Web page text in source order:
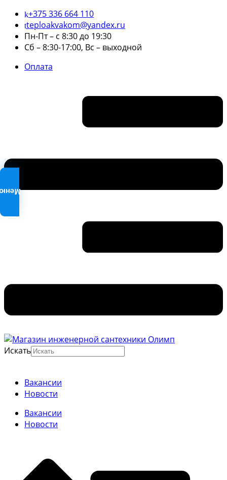
+375 336 664 110
teploakvakom@yandex.ru
Пн-Пт – с 8:30 до 19:30
Сб – 8:30-17:00, Вс – выходной
Оплата
Искать
Вакансии
Новости
Вакансии
Новости